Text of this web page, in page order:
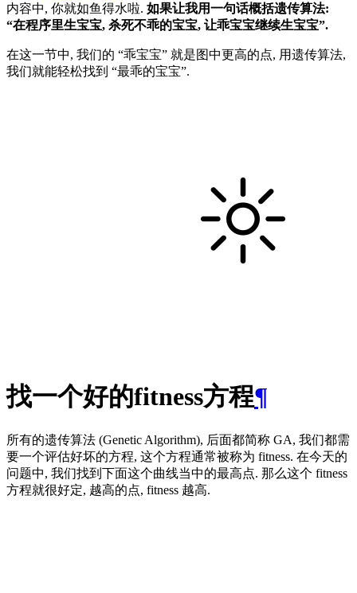
内容中, 你就如鱼得水啦. 如果让我用一句话概括遗传算法:
在程序里生宝宝, 杀死不乖的宝宝, 让乖宝宝继续生宝宝 .
在这一节中, 我们的 乖宝宝
就是图中更高的点, 用遗传算法,
我们就能轻松找到
最乖的宝宝 .
找一个好的fitness方程¶
所有的遗传算法 (Genetic Algorithm), 后面都简称 GA, 我们都需
要一个评估好坏的方程, 这个方程通常被称为 fitness. 在今天的
问题中, 我们找到下面这个曲线当中的最高点. 那么这个 fitness
方程就很好定, 越高的点, fitness 越高.